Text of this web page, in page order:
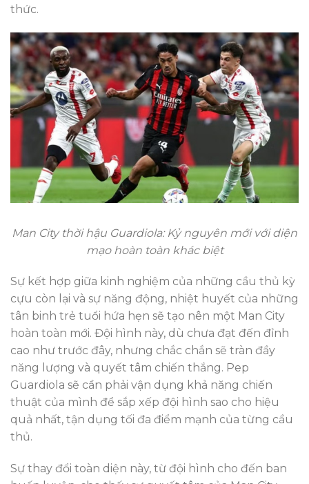
thức.
Man City thời hậu Guardiola: Kỷ nguyên mới với diện
mạo hoàn toàn khác biệt
Sự kết hợp giữa kinh nghiệm của những cầu thủ kỳ
cựu còn lại và sự năng động, nhiệt huyết của những
tân binh trẻ tuổi hứa hẹn sẽ tạo nên một Man City
hoàn toàn mới. Đội hình này, dù chưa đạt đến đỉnh
cao như trước đây, nhưng chắc chắn sẽ tràn đầy
năng lượng và quyết tâm chiến thắng. Pep
Guardiola sẽ cần phải vận dụng khả năng chiến
thuật của mình để sắp xếp đội hình sao cho hiệu
quả nhất, tận dụng tối đa điểm mạnh của từng cầu
thủ.
Sự thay đổi toàn diện này, từ đội hình cho đến ban